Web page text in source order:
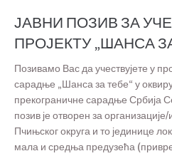
ЈАВНИ ПОЗИВ ЗА
ПРОЈЕКТУ „ШАНСА
Позивамо Вас да учествујете у
сарадње „Шанса за тебе“ у
прекограничне сарадње Србија
позив је отворен за
Пчињског округа и то јединице
мала и средња предузећа